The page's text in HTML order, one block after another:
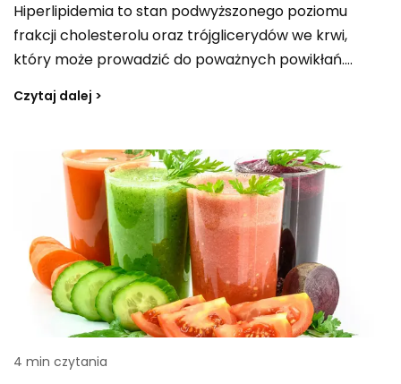
Hiperlipidemia to stan podwyższonego poziomu
frakcji cholesterolu oraz trójglicerydów we krwi,
który może prowadzić do poważnych powikłań.
szczególnie u osób, u których problem już występuje.
LDL, jednocześnie zwiększając stężenie HDL, i jaki
związek ma hiperlipidemia z dietą oraz regulacją
trójglicerydów?
Czytaj dalej >
4 min czytania